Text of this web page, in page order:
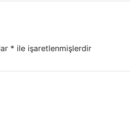
* ile işaretlenmişlerdir